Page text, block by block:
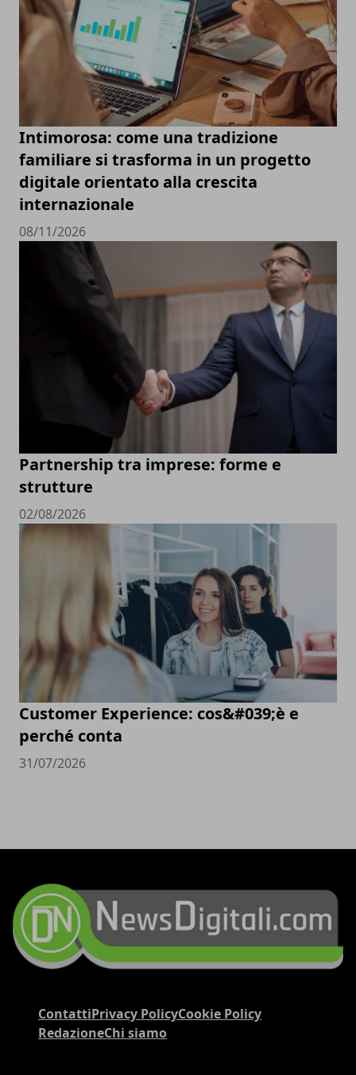
Intimorosa: come una tradizione
familiare si trasforma in un progetto
digitale orientato alla crescita
internazionale
08/11/2026
Partnership tra imprese: forme e
strutture
02/08/2026
Customer Experience: cos&#039;è e
perché conta
31/07/2026
ContattiPrivacy PolicyCookie Policy
RedazioneChi siamo